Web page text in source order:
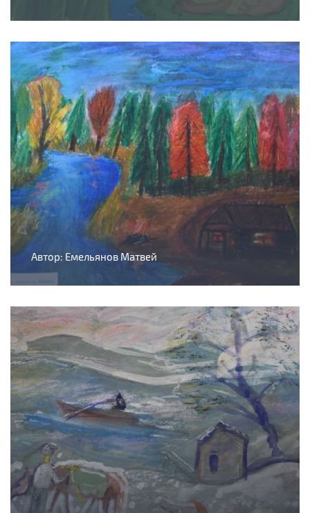
Автор: Емельянов Матвей